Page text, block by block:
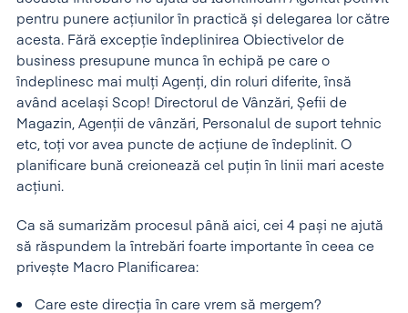
pentru punere acțiunilor în practică și delegarea lor către
acesta. Fără excepție îndeplinirea Obiectivelor de
business presupune munca în echipă pe care o
îndeplinesc mai mulți Agenți, din roluri diferite, însă
având același Scop! Directorul de Vânzări, Șefii de
Magazin, Agenții de vânzări, Personalul de suport tehnic
etc, toți vor avea puncte de acțiune de îndeplinit. O
planificare bună creionează cel puțin în linii mari aceste
acțiuni.
Ca să sumarizăm procesul până aici, cei 4 pași ne ajută
să răspundem la întrebări foarte importante în ceea ce
privește Macro Planificarea:
Care este direcția în care vrem să mergem?